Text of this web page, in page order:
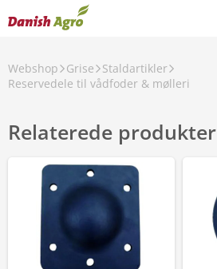
Webshop Grise
Staldartikler
Reservedele til vådfoder & mølleri
Relaterede produkter